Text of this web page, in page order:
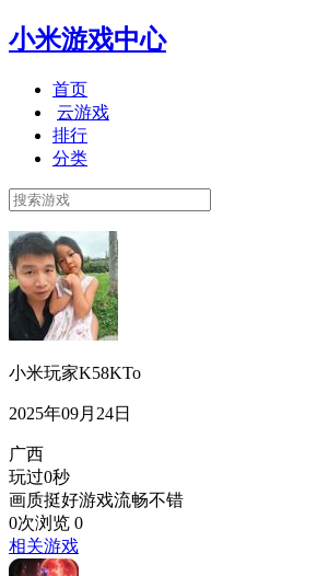
小米游戏中心
首页
云游戏
排行
分类
小米玩家K58KTo
2025年09月24日
广西
玩过0秒
画质挺好游戏流畅不错
0次浏览 0
相关游戏